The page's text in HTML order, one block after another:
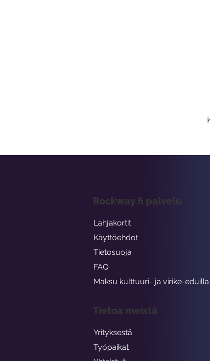
Rockway.fi palvelu
Lahjakortit
Käyttöehdot
Tietosuoja
FAQ
Maksu kulttuuri- ja virike-eduilla
Tietoa meistä
Yrityksestä
Työpaikat